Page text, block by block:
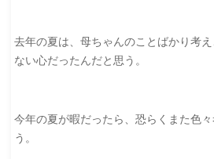
去年の夏は、母ちゃんのことばかり考
ない心だったんだと思う。
今年の夏が暇だったら、恐らくまた色
う。